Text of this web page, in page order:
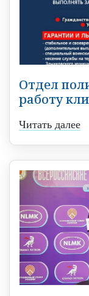
Отдел
работу
Читать далее